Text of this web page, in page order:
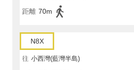
距離 70m
N8X
往 小西灣(藍灣半島)